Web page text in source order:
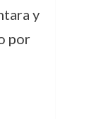
y
por